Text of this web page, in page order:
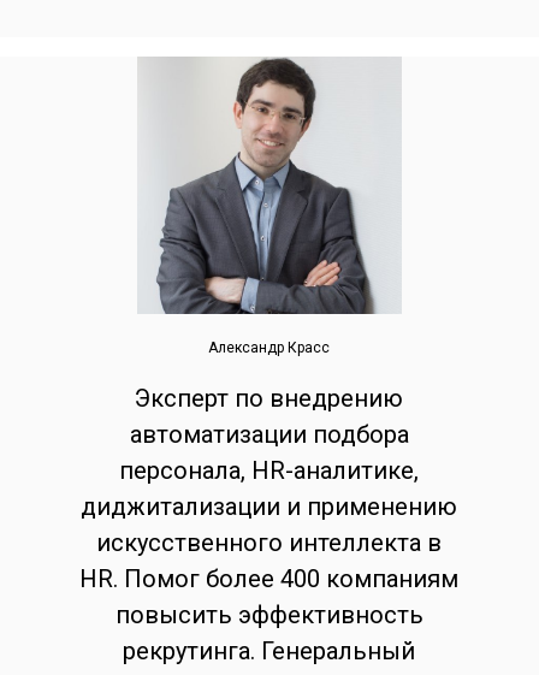
Александр Красс
Эксперт по внедрению
автоматизации подбора
персонала, HR-аналитике,
диджитализации и применению
искусственного интеллекта в
HR. Помог более 400 компаниям
повысить эффективность
рекрутинга. Генеральный